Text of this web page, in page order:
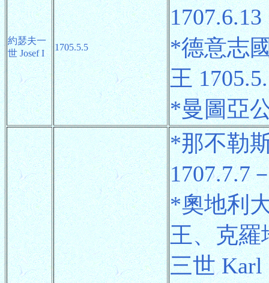
約瑟夫一
世 Josef I
1705.5.5
*德意志
王
*曼圖亞
*那不勒
1707.7.7
*奧地利
王、克羅
三世 Karl